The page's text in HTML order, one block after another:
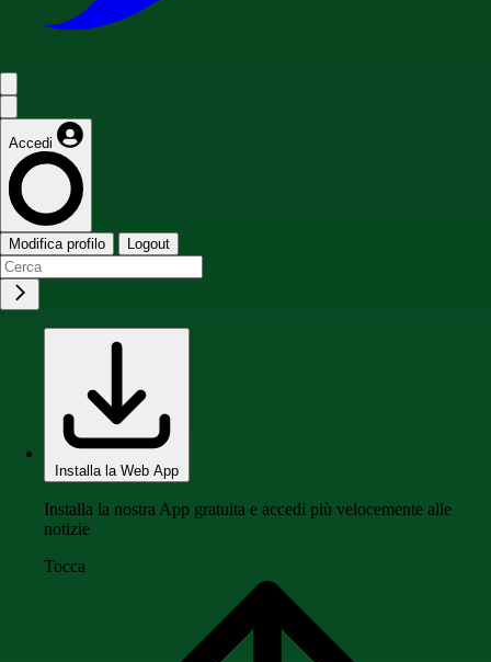
Accedi
Modifica profilo Logout
Installa la Web App
Installa la nostra App gratuita e accedi più velocemente alle
notizie
Tocca